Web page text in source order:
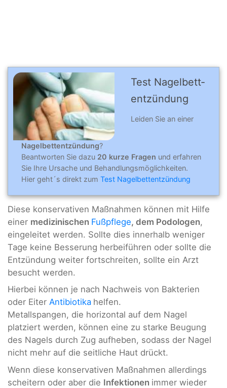
Test Nagelbett­­
entzündung
Leiden Sie an einer
Nagelbettentzündung?
Beantworten Sie dazu 20 kurze Fragen und erfahren
Sie Ihre Ursache und Behandlungsmöglichkeiten.
Hier geht´s direkt zum Test Nagelbettentzündung
Diese konservativen Maßnahmen können mit Hilfe
einer medizinischen Fußpflege, dem Podologen,
eingeleitet werden. Sollte dies innerhalb weniger
Tage keine Besserung herbeiführen oder sollte die
Entzündung weiter fortschreiten, sollte ein Arzt
besucht werden.
Hierbei können je nach Nachweis von Bakterien
oder Eiter Antibiotika helfen.
Metallspangen, die horizontal auf dem Nagel
platziert werden, können eine zu starke Beugung
des Nagels durch Zug aufheben, sodass der Nagel
nicht mehr auf die seitliche Haut drückt.
Wenn diese konservativen Maßnahmen allerdings
scheitern oder aber die Infektionen immer wieder